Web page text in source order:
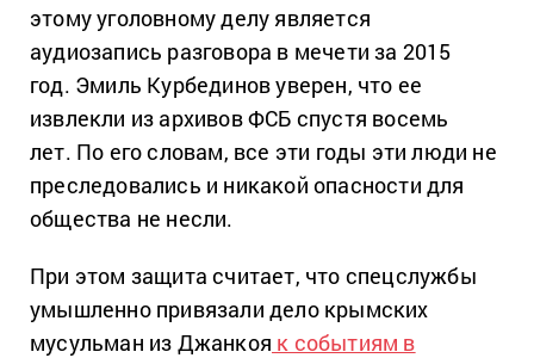
этому уголовному делу является
аудиозапись разговора в мечети за 2015
год. Эмиль Курбединов уверен, что ее
извлекли из архивов ФСБ спустя восемь
лет. По его словам, все эти годы эти люди не
преследовались и никакой опасности для
общества не несли.
При этом защита считает, что спецслужбы
умышленно привязали дело крымских
мусульман из Джанкоя к событиям в